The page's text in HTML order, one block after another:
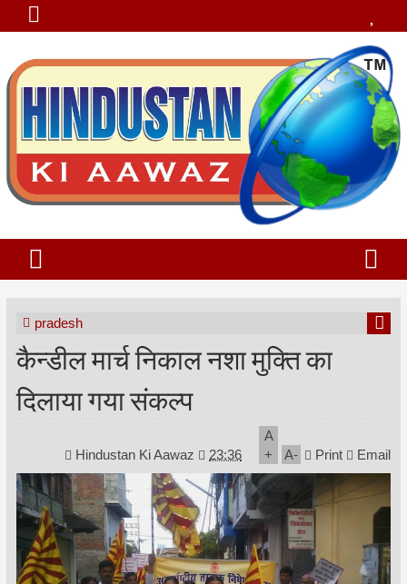
pradesh
कैन्डील मार्च निकाल नशा मुक्ति का
दिलाया गया संकल्प
Hindustan Ki Aawaz 23:36
A
+
A- Print Email